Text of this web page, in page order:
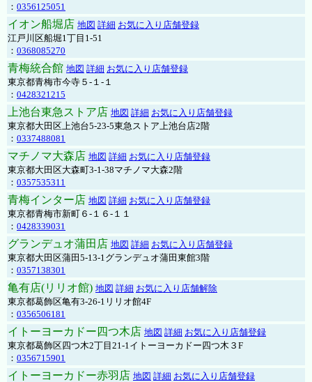
： 0356125051
イオン船堀店 地図 詳細 お気に入り店舗登録
江戸川区船堀1丁目1-51
： 0368085270
青梅統合館 地図 詳細 お気に入り店舗登録
東京都青梅市今寺５-１-１
： 0428321215
上池台東急ストア店 地図 詳細 お気に入り店舗登録
東京都大田区上池台5-23-5東急ストア上池台店2階
： 0337488081
マチノマ大森店 地図 詳細 お気に入り店舗登録
東京都大田区大森町3-1-38マチノマ大森2階
： 0357535311
青梅インター店 地図 詳細 お気に入り店舗登録
東京都青梅市新町６-１６-１１
： 0428339031
グランデュオ蒲田店 地図 詳細 お気に入り店舗登録
東京都大田区蒲田5-13-1グランデュオ蒲田東館3階
： 0357138301
亀有店(リリオ館) 地図 詳細 お気に入り店舗解除
東京都葛飾区亀有3-26-1リリオ館4F
： 0356506181
イトーヨーカドー四つ木店 地図 詳細 お気に入り店舗登録
東京都葛飾区四つ木2丁目21-1イトーヨーカドー四つ木３F
： 0356715901
イトーヨーカドー赤羽店 地図 詳細 お気に入り店舗登録